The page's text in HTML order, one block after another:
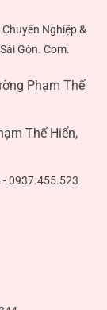
Nghiệp &
Gòn. Com.
Phạm Thế
Thế Hiển,
0937.455.523